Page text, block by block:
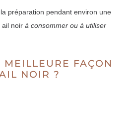
préparation pendant environ une
ail noir à consommer ou à utiliser
MEILLEURE FAÇON
NOIR ?